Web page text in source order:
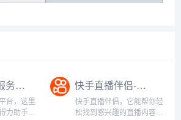
快手创作者服务平台-内容创作与账号运营一站式服务
台，这里
力助手！
快手直播伴侣-多场景直播推流与互动管理工具
快手直播伴侣，它能帮你轻
松找到感兴趣的直播内容，